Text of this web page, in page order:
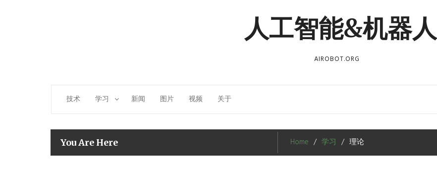
人工智能&机器人
AIROBOT.ORG
技术 学习 新闻 图片 视频 关于
You Are Here Home 学习 理论